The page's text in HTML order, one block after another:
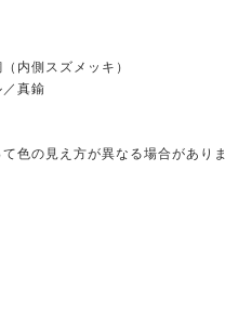
内側スズメッキ）
鍮
色の見え方が異なる場合がありま